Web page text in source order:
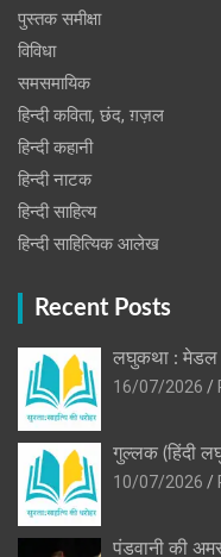
पुस्‍तक समीक्षा
विविधा
समसमायिक
हिन्दी कविता, छंद, ग़ज़ल
हिन्दी कहानी
हिन्‍दी नाटक
हिन्दी साहित्य
हिन्दी साहित्यिक आलेख
Recent Posts
लघुकथा : मेडल -
16/07/2026
गुल्लक (हिंदी
10/07/2026
पंडवानी की